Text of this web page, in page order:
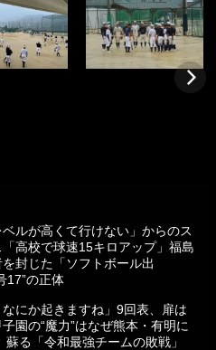
ベルが高くて行けない」からのス
高校で球速15キロアップ」福島
封じた「ソフトボール出
17”の正体
なにか起きますね」9回表、扉は
園の“魔力”はなぜ熊本・有明に
蘇る「令和最強チームの敗戦」